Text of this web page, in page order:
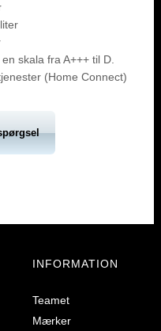
skala fra A+++ til D.
(Home Connect)
INFORMATION
Teamet
Mærker